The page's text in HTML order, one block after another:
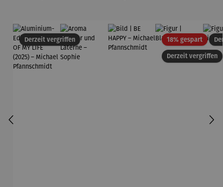
Derzeit vergriffen
Derzeit vergriffen
18% gespartRabatt